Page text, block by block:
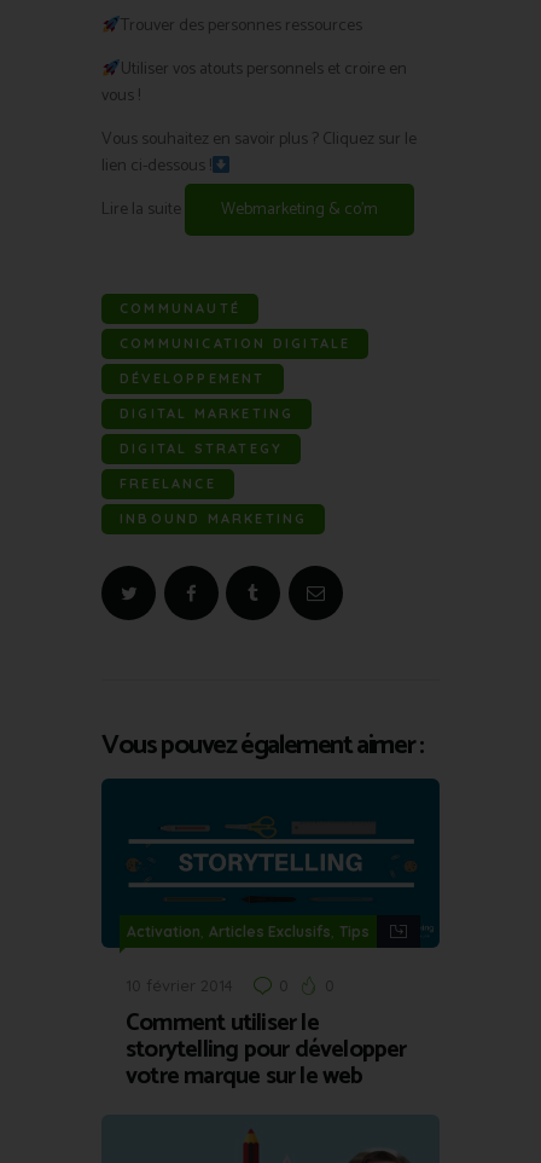
Trouver des personnes ressources
Utiliser vos atouts personnels et croire en
vous !
Vous souhaitez en savoir plus ? Cliquez sur le
lien ci-dessous !
Lire la suite
Webmarketing & co’m
COMMUNAUTÉ
COMMUNICATION DIGITALE
DÉVELOPPEMENT
DIGITAL MARKETING
DIGITAL STRATEGY
FREELANCE
INBOUND MARKETING
Vous pouvez également aimer :
Activation, Articles Exclusifs, Tips
10 février 2014 0 0
Comment utiliser le
storytelling pour développer
votre marque sur le web